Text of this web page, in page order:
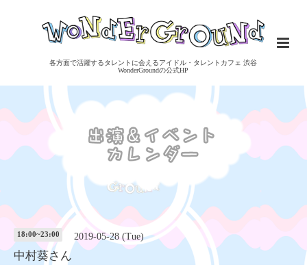
各方面で活躍するタレントに会えるアイドル・タレントカフェ 渋谷
WonderGroundの公式HP
18:00~23:00 2019-05-28 (Tue)
中村葵さん